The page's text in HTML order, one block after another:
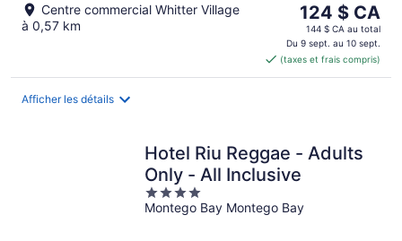
Centre commercial Whitter Village
à 0,57 km
Le
prix
est
de 124 $ CA
par
124 $ CA
144 $ CA au total
Du 9 sept. au 10 sept.
(taxes et frais compris)
Afficher les détails
Hotel Riu Reggae - Adults
Only - All Inclusive
4
out
Montego Bay Montego Bay